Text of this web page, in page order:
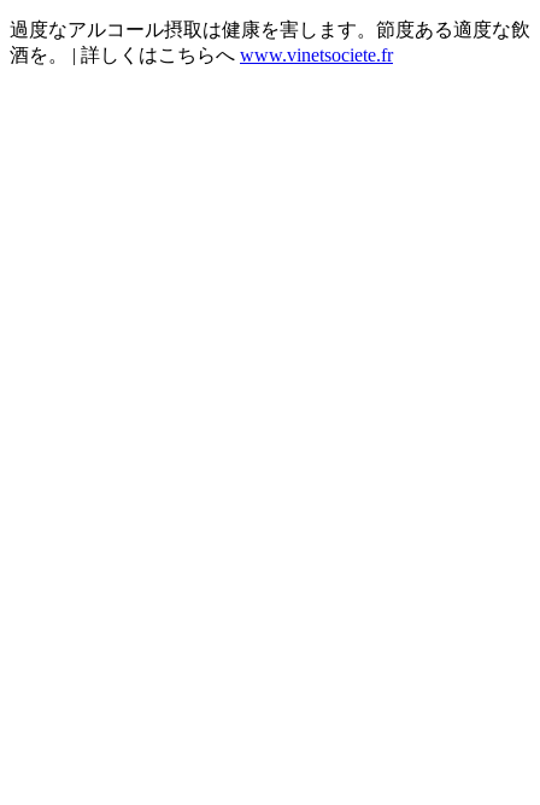
過度なアルコール摂取は健康を害します。節度ある適度な飲
酒を。 | 詳しくはこちらへ www.vinetsociete.fr